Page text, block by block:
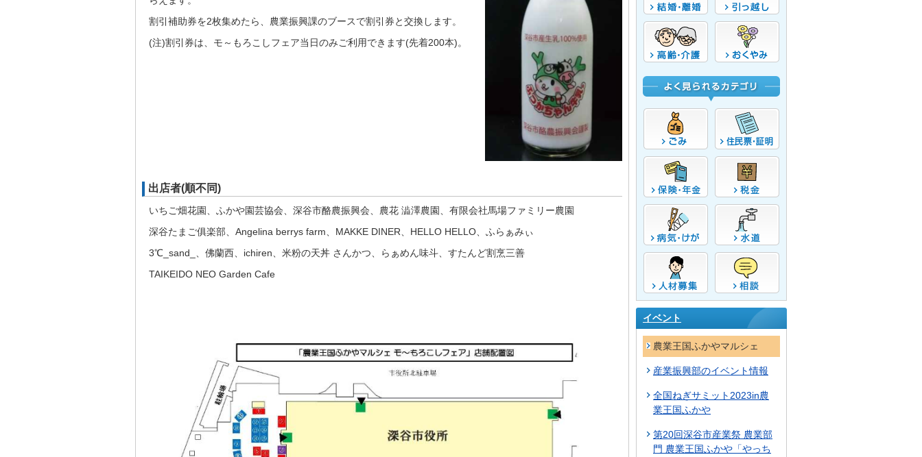
割引補助券を2枚集めたら、農業振興課のブースで割引券と交換します。
(注)割引券は、モ～もろこしフェア当日のみご利用できます(先着200本)。
出店者(順不同)
いちご畑花園、ふかや園芸協会、深谷市酪農振興会、農花 澁澤農園、有限会社馬場ファミリー農園
深谷たまご俱楽部、Angelina berrys farm、MAKKE DINER、HELLO HELLO、ふらぁみぃ
3℃_sand_、佛蘭西、ichiren、米粉の天丼 さんかつ、らぁめん味斗、すたんど割烹三善
TAIKEIDO NEO Garden Cafe
イベント
農業王国ふかやマルシェ
産業振興部のイベント情報
全国ねぎサミット2023in農
業王国ふかや
第20回深谷市産業祭 農業部
門 農業王国ふかや「やっち